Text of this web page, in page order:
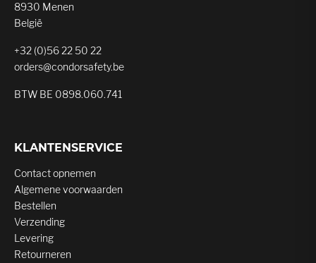
8930 Menen
België
+32 (0)56 22 50 22
orders@condorsafety.be
BTW BE 0898.060.741
KLANTENSERVICE
Contact opnemen
Algemene voorwaarden
Bestellen
Verzending
Levering
Retourneren